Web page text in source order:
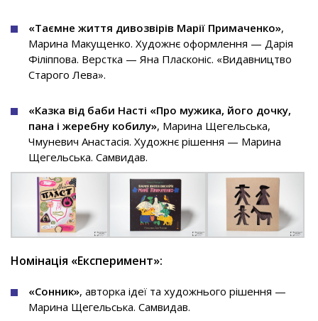
«Таємне життя дивозвірів Марії Примаченко»,
Марина Макущенко. Художнє оформлення — Дарія
Філіппова. Верстка — Яна Пласконіс. «Видавництво
Старого Лева».
«Казка від баби Насті «Про мужика, його дочку,
пана і жеребну кобилу», Марина Щегельська,
Чмуневич Анастасія. Художнє рішення — Марина
Щегельська. Самвидав.
Номінація «Експеримент»:
«Сонник», авторка ідеї та художнього рішення —
Марина Щегельська. Самвидав.